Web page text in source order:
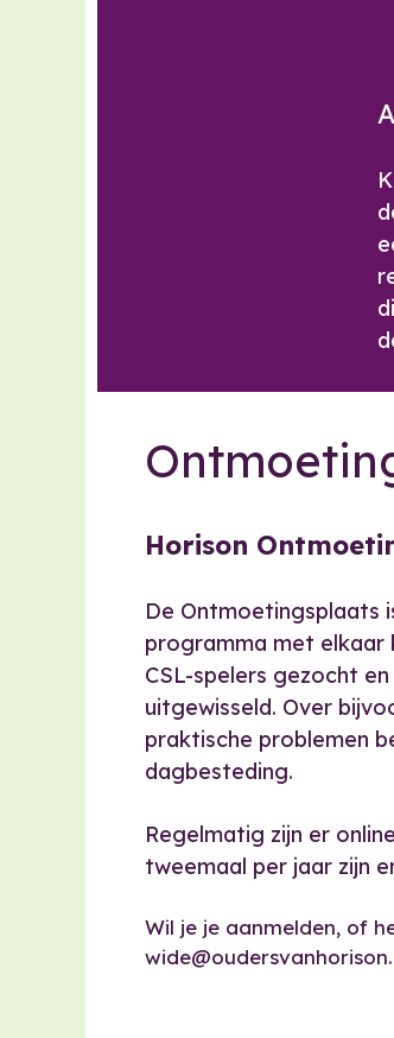
Horison
De Ontmoetingsplaats
programma met elkaar
CSL-spelers gezocht
uitgewisseld. Over
praktische problemen
dagbesteding.
Regelmatig zijn er
tweemaal per jaar zijn
Wil je je aanmelden, of